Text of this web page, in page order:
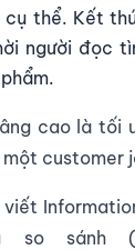
cụ thể. Kết
người đọc
cao là tối
customer
sánh